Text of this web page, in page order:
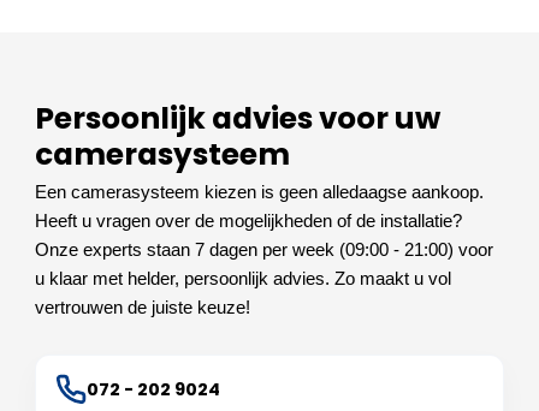
Persoonlijk advies voor uw
camerasysteem
Een camerasysteem kiezen is geen alledaagse aankoop.
Heeft u vragen over de mogelijkheden of de installatie?
Onze experts staan 7 dagen per week (09:00 - 21:00) voor
u klaar met helder, persoonlijk advies. Zo maakt u vol
vertrouwen de juiste keuze!
072 - 202 9024